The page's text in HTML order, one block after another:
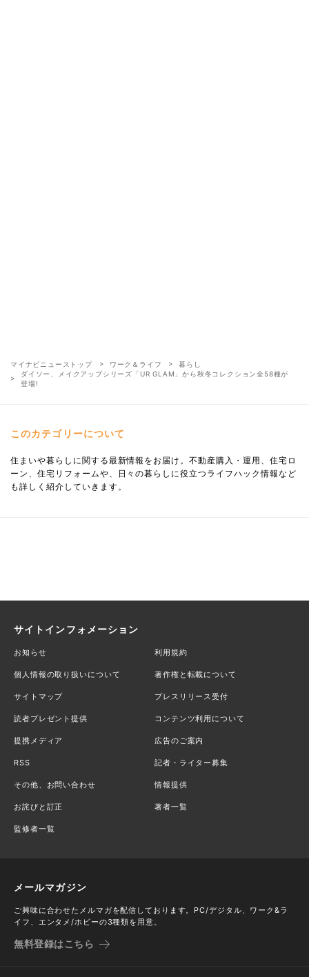
マイナビニューストップ ワーク＆ライフ
暮らし
ダイソー、メイクアップシリーズ「UR GLAM」から秋冬コレクション全58種が
登場!
このカテゴリーについて
住まいや暮らしに関する最新情報をお届け。不動産購入・運用、住宅ロ
ーン、住宅リフォームや、日々の暮らしに役立つライフハック情報など
も詳しく紹介していきます。
サイトインフォメーション
お知らせ 利用規約
個人情報の取り扱いについて 著作権と転載について
サイトマップ プレスリリース受付
読者プレゼント提供 コンテンツ利用について
提携メディア 広告のご案内
RSS 記者・ライター募集
その他、お問い合わせ 情報提供
お詫びと訂正 著者一覧
監修者一覧
メールマガジン
ご興味に合わせたメルマガを配信しております。PC/デジタル、ワーク&ラ
イフ、エンタメ/ホビーの3種類を用意。
無料登録はこちら